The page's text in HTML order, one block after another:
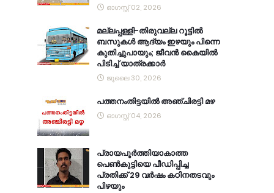
ഓഗസ്റ്റ് 02, 2026
മല്ലപ്പള്ളി-തിരുവല്ല റൂട്ടിൽ
ബസുകൾ ആദ്യം ഇഴയും പിന്നെ
കുതിച്ചുപായും; ജീവൻ കൈയിൽ
പിടിച്ച് യാത്രക്കാർ
ജൂലൈ 30, 2026
പത്തനംതിട്ടയിൽ അഞ്ചിരട്ടി മഴ
ഓഗസ്റ്റ് 04, 2026
പ്രായപൂർത്തിയാകാത്ത
പെൺകുട്ടിയെ പീഡിപ്പിച്ച
പ്രതിക്ക് 29 വർഷം കഠിനതടവും
പിഴയും